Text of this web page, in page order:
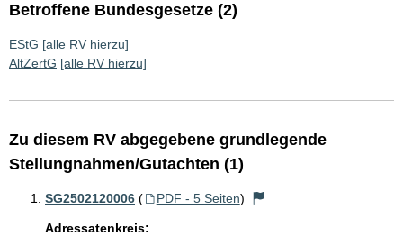
Betroffene Bundesgesetze (2)
EStG [alle RV hierzu]
AltZertG [alle RV hierzu]
Zu diesem RV abgegebene grundlegende
Stellungnahmen/Gutachten (1)
SG2502120006 ( PDF - 5 Seiten)
Adressatenkreis: